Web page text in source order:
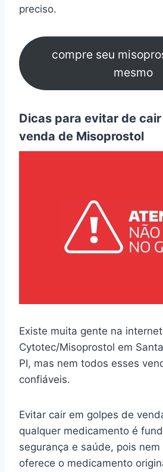
preciso.
compre seu
mesmo
Dicas para evitar de
venda de Misoprostol
Existe muita gente na
Cytotec/Misoprostol em
PI, mas nem todos esses
confiáveis.
Evitar cair em golpes de
qualquer medicamento é
segurança e saúde, pois
oferece o medicamento